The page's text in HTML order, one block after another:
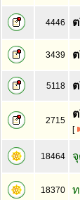
4446
3439
5118
2715
[
18464
18370